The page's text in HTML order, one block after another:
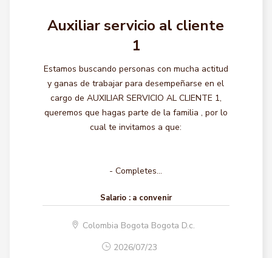
Auxiliar servicio al cliente
1
Estamos buscando personas con mucha actitud
y ganas de trabajar para desempeñarse en el
cargo de AUXILIAR SERVICIO AL CLIENTE 1,
queremos que hagas parte de la familia , por lo
cual te invitamos a que:
- Completes...
Salario : a convenir
Colombia Bogota Bogota D.c.
2026/07/23